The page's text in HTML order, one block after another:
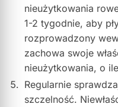
nieużytkowania
1-2 tygodnie, aby
rozprowadzony
zachowa swoje
nieużytkowania, o
Regularnie
szczelność.